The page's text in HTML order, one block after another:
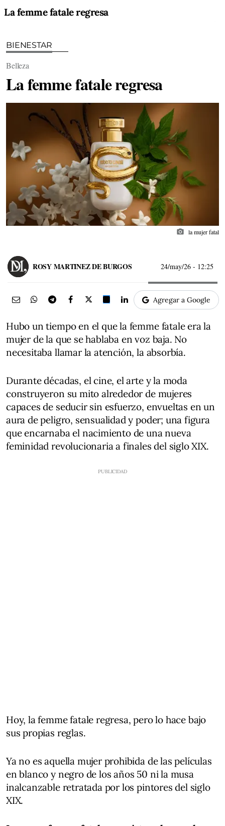
La femme fatale regresa
BIENESTAR
Belleza
La femme fatale regresa
photo_camera la mujer fatal
ROSY MARTINEZ DE BURGOS 24/may/26 - 12:25
Agregar a Google
Hubo un tiempo en el que la femme fatale era la
mujer de la que se hablaba en voz baja. No
necesitaba llamar la atención, la absorbía.
Durante décadas, el cine, el arte y la moda
construyeron su mito alrededor de mujeres
capaces de seducir sin esfuerzo, envueltas en un
aura de peligro, sensualidad y poder; una figura
que encarnaba el nacimiento de una nueva
feminidad revolucionaria a finales del siglo XIX.
Hoy, la femme fatale regresa, pero lo hace bajo
sus propias reglas.
Ya no es aquella mujer prohibida de las películas
en blanco y negro de los años 50 ni la musa
inalcanzable retratada por los pintores del siglo
XIX.